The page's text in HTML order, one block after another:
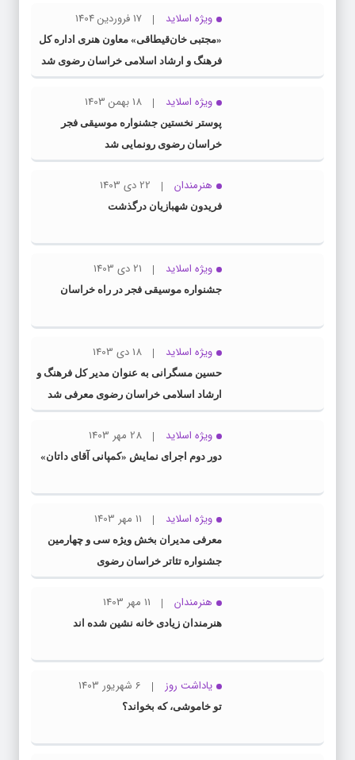
ویژه اسلاید 17 فروردین 1404
«مجتبی خان‌قیطاقی» معاون هنری اداره کل
فرهنگ و ارشاد اسلامی خراسان رضوی شد
ویژه اسلاید 18 بهمن 1403
پوستر نخستین جشنواره موسیقی فجر
خراسان رضوی رونمایی شد
هنرمندان 22 دی 1403
فریدون شهبازیان درگذشت
ویژه اسلاید 21 دی 1403
جشنواره موسیقی فجر در راه خراسان
ویژه اسلاید 18 دی 1403
حسین مسگرانی به عنوان مدیر کل فرهنگ و
ارشاد اسلامی خراسان رضوی معرفی شد
ویژه اسلاید 28 مهر 1403
دور دوم اجرای نمایش «کمپانی آقای داتان»
ویژه اسلاید 11 مهر 1403
معرفی مدیران بخش ویژه سی و چهارمین
جشنواره تئاتر خراسان رضوی
هنرمندان 11 مهر 1403
هنرمندان زیادی خانه نشین شده اند
یاداشت روز 6 شهریور 1403
تو خاموشی، که بخواند؟